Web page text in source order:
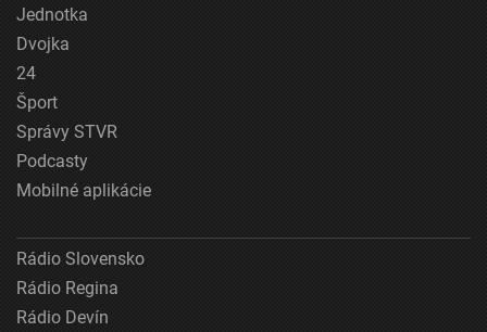
Jednotka
Dvojka
24
Šport
Správy STVR
Podcasty
Mobilné aplikácie
Rádio Slovensko
Rádio Regina
Rádio Devín